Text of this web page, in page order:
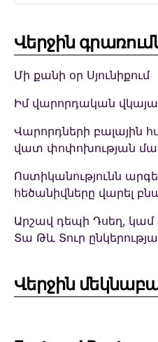
Վերջին
Մի քանի օր Սյունիքում
Իմ վարորդական
Վարորդների
վատ փոփոխության
Ոստիկանությունն
հեծանիվները վարել
Արշավ դեպի Դսեղ, կամ
Տա Թև Տուր
Վերջին